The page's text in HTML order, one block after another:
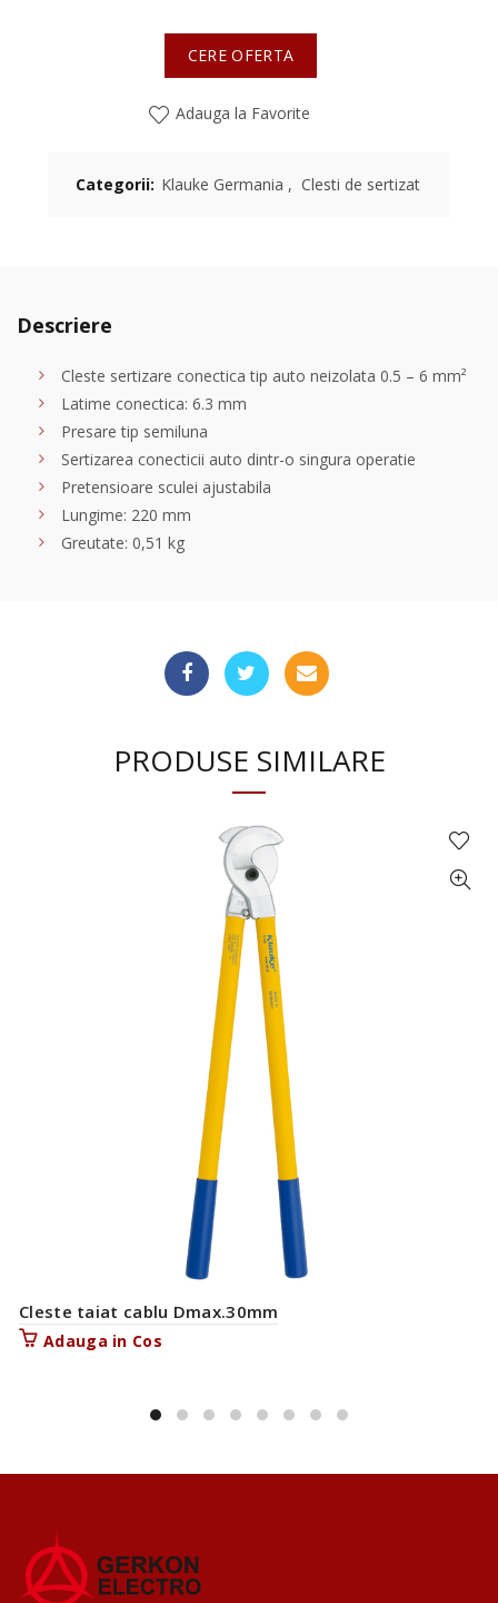
CERE OFERTA
Adauga la Favorite
Categorii: Klauke Germania , Clesti de sertizat
Descriere
Cleste sertizare conectica tip auto neizolata 0.5 – 6 mm²
Latime conectica: 6.3 mm
Presare tip semiluna
Sertizarea conecticii auto dintr-o singura operatie
Pretensioare sculei ajustabila
Lungime: 220 mm
Greutate: 0,51 kg
PRODUSE SIMILARE
Cleste taiat cablu Dmax.30mm
Adauga in Cos